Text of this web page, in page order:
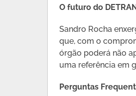
O futuro do
Sandro Rocha
que, com o
órgão poderá não
uma referência em
Perguntas